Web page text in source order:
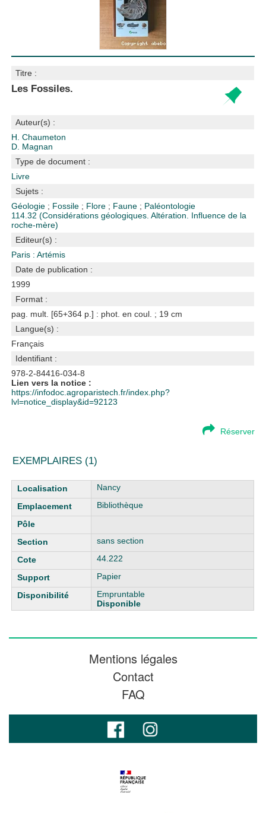
Titre :
Les Fossiles.
Auteur(s) :
H. Chaumeton
D. Magnan
Type de document :
Livre
Sujets :
Géologie ; Fossile ; Flore ; Faune ; Paléontologie
114.32 (Considérations géologiques. Altération. Influence de la
roche-mère)
Editeur(s) :
Paris : Artémis
Date de publication :
1999
Format :
pag. mult. [65+364 p.] : phot. en coul. ; 19 cm
Langue(s) :
Français
Identifiant :
978-2-84416-034-8
Lien vers la notice :
https://infodoc.agroparistech.fr/index.php?
lvl=notice_display&id=92123
Réserver
EXEMPLAIRES (1)
Liste des exemplaires
Nancy
Bibliothèque
sans section
44.222
Papier
Empruntable
Disponible
Mentions légales
Contact
FAQ